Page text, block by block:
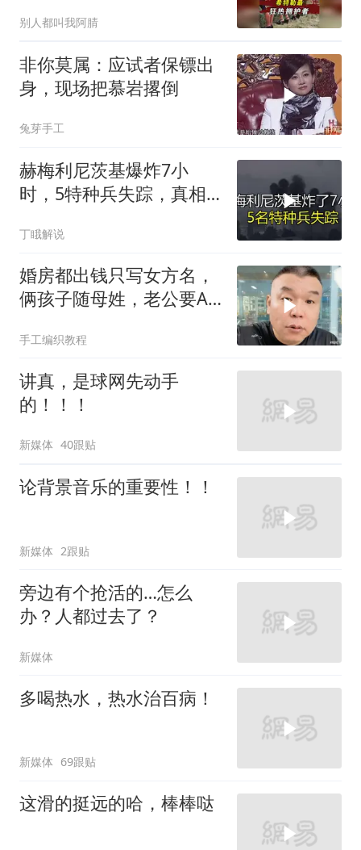
别人都叫我阿腈
非你莫属：应试者保镖出
身，现场把慕岩撂倒
兔芽手工
赫梅利尼茨基爆炸7小
时，5特种兵失踪，真相
丁睋解说
婚房都出钱只写女方名，
俩孩子随母姓，老公要AA
手工编织教程
讲真，是球网先动手
的！！！
新媒体 40跟贴
论背景音乐的重要性！！
新媒体 2跟贴
旁边有个抢活的…怎么
办？人都过去了？
新媒体
多喝热水，热水治百病！
新媒体 69跟贴
这滑的挺远的哈，棒棒哒